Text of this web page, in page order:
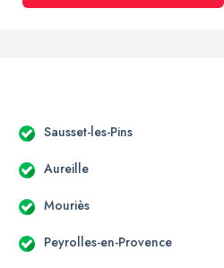
Sausset-les-Pins
Aureille
Mouriès
Peyrolles-en-Provence